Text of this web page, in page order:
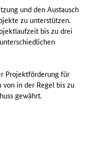
und den Austausch
zu unterstützen.
bis zu drei
Projektförderung für
von in der Regel bis zu
gewährt.